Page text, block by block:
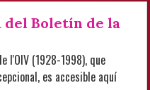
Boletín de la
l'OIV (1928-1998), que
es accesible aquí